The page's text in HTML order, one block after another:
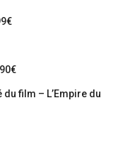
film – L’Empire du